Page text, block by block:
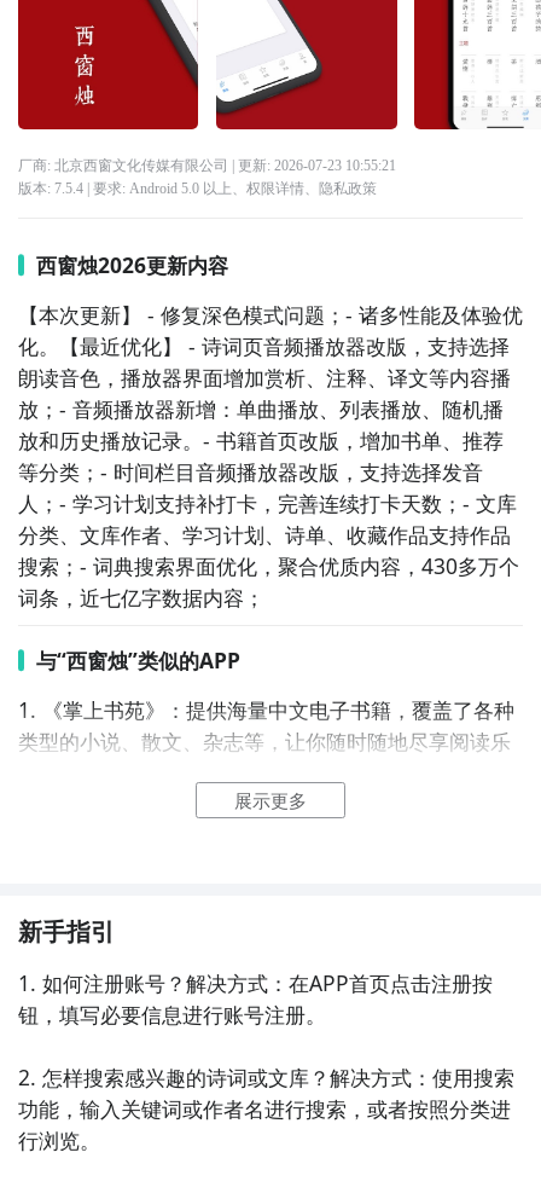
厂商: 北京西窗文化传媒有限公司 | 更新: 2026-07-23 10:55:21
版本: 7.5.4| 要求: Android 5.0 以上、 权限详情、 隐私政策
西窗烛2026更新内容
【本次更新】 - 修复深色模式问题；- 诸多性能及体验优
化。【最近优化】 - 诗词页音频播放器改版，支持选择
朗读音色，播放器界面增加赏析、注释、译文等内容播
放；- 音频播放器新增：单曲播放、列表播放、随机播
放和历史播放记录。- 书籍首页改版，增加书单、推荐
等分类；- 时间栏目音频播放器改版，支持选择发音
人；- 学习计划支持补打卡，完善连续打卡天数；- 文库
分类、文库作者、学习计划、诗单、收藏作品支持作品
搜索；- 词典搜索界面优化，聚合优质内容，430多万个
词条，近七亿字数据内容；
与“西窗烛”类似的APP
1. 《掌上书苑》：提供海量中文电子书籍，覆盖了各种
类型的小说、散文、杂志等，让你随时随地尽享阅读乐
说、传记、历史等，提供便捷的阅读体验和个性化推
荐。
4. 《悦读》：聚焦文学艺术类内容，提供了大量的文学
作品、书评和文化资讯，帮助你沉浸在阅读的世界中。
展示更多
新手指引
1. 如何注册账号？解决方式：在APP首页点击注册按
钮，填写必要信息进行账号注册。
2. 怎样搜索感兴趣的诗词或文库？解决方式：使用搜索
功能，输入关键词或作者名进行搜索，或者按照分类进
行浏览。